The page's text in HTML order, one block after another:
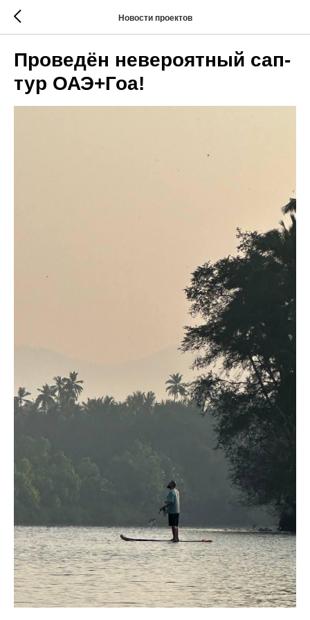
Новости проектов
Проведён невероятный сап-
тур ОАЭ+Гоа!